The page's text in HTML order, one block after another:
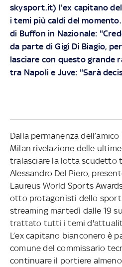
skysport.it) l'ex capitano
i temi più caldi del
di Buffon in Nazionale:
da parte di Gigi Di Biagio,
lasciare con questo grande
tra Napoli e Juve: "Sarà
Dalla permanenza
Milan rivelazione delle
tralasciare la lotta scudetto
Alessandro Del Piero,
Laureus World Sports
otto protagonisti dello sport
streaming martedì dalle 19
trattato tutti i temi
L’ex capitano bianconero è
comune del commissario
continuare il portiere